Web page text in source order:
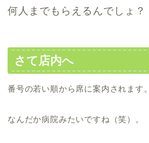
何人までもらえるんでしょ？
さて店内へ
番号の若い順から席に案内されます。
なんだか病院みたいですね（笑）。